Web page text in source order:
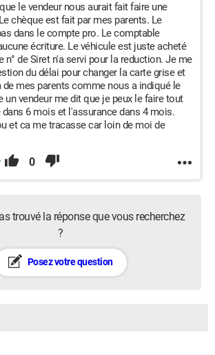
le vendeur nous aurait fait faire une
chèque est fait par mes parents. Le
dans le compte pro. Le comptable
écriture. Le véhicule est juste acheté
n° de Siret n'a servi pour la reduction. Je me
du délai pour changer la carte grise et
de mes parents comme nous a indiqué le
un vendeur me dit que je peux le faire tout
dans 6 mois et l'assurance dans 4 mois.
et ca me tracasse car loin de moi de
0
trouvé la réponse que vous recherchez
?
Posez votre question